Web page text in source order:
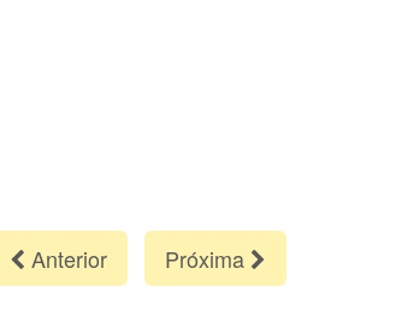
Anterior Próxima